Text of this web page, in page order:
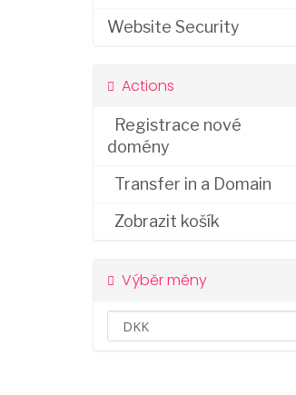
Website Security
Actions
Registrace nové
domény
Transfer in a Domain
Zobrazit košík
Výběr měny